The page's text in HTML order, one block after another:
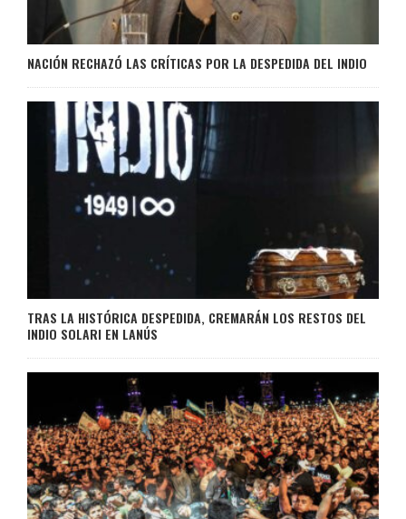
NACIÓN RECHAZÓ LAS CRÍTICAS POR LA DESPEDIDA DEL INDIO
TRAS LA HISTÓRICA DESPEDIDA, CREMARÁN LOS RESTOS DEL
INDIO SOLARI EN LANÚS